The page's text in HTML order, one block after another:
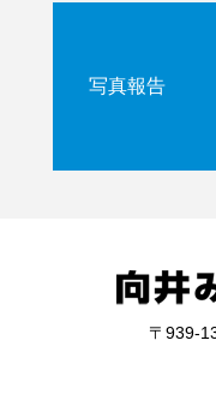
写真報告
〒939-